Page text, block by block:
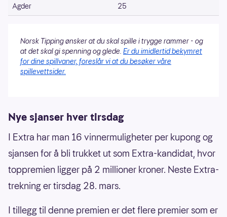
Agder
25
Norsk Tipping ønsker at du skal spille i trygge rammer - og
at det skal gi spenning og glede. Er du imidlertid bekymret
for dine spillvaner, foreslår vi at du besøker våre
spillevettsider.
Nye sjanser hver tirsdag
I Extra har man 16 vinnermuligheter per kupong og
sjansen for å bli trukket ut som Extra-kandidat, hvor
toppremien ligger på 2 millioner kroner. Neste Extra-
trekning er tirsdag 28. mars.
I tillegg til denne premien er det flere premier som er